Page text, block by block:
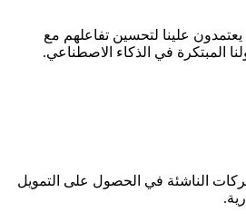
يعتمدون علينا لتحسين تفاعلهم مع
المبتكرة في الذكاء الاصطناعي.
الناشئة في الحصول على التمويل